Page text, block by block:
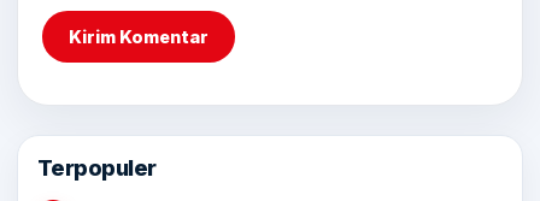
Terpopuler